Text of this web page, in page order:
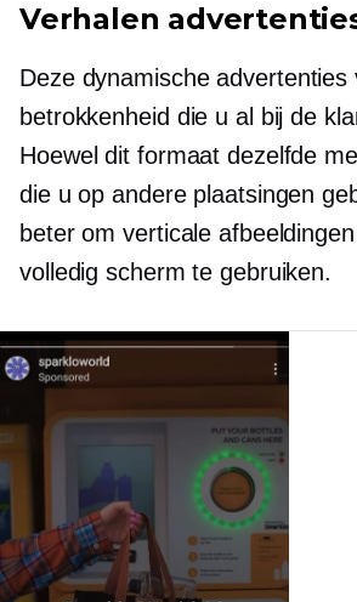
Verhalen
Deze dynamische
betrokkenheid die u al bij de
Hoewel dit formaat dezelfde
die u op andere plaatsingen
beter om verticale
volledig scherm te gebruiken.